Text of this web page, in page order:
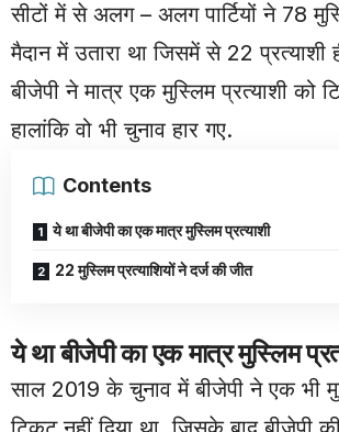
सीटों में से अलग – अलग पार्टियों ने 78
मैदान में उतारा था जिसमें से 22
बीजेपी ने मात्र एक मुस्लिम प्रत्याशी को
हालांकि वो भी चुनाव हार गए.
Contents
ये था बीजेपी का एक मात्र मुस्लिम प्रत्याशी
22 मुस्लिम प्रत्याशियों ने दर्ज की जीत
ये था बीजेपी का एक मात्र मुस्लिम
साल 2019 के चुनाव में बीजेपी ने एक भी